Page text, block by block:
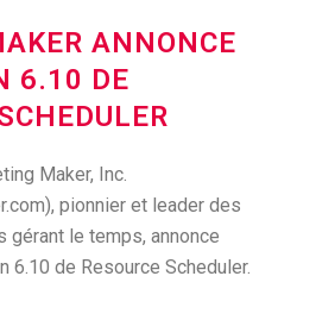
ANNONCE
6.10 DE
Maker, Inc.
pionnier et leader des
le temps, annonce
6.10 de Resource Scheduler.